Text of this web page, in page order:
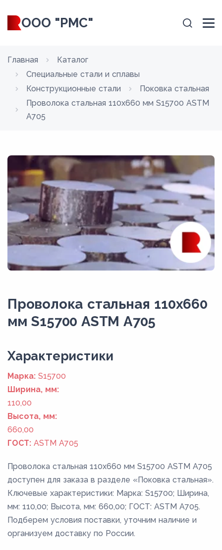
ООО "РМС"
Главная
Каталог
Специальные стали и сплавы
Конструкционные стали
Поковка стальная
Проволока стальная 110х660 мм S15700 ASTM
A705
Проволока стальная 110х660
мм S15700 ASTM A705
Xарактеристики
Марка: S15700
Ширина, мм:
110,00
Высота, мм:
660,00
ГОСТ: ASTM A705
Проволока стальная 110х660 мм S15700 ASTM A705
доступен для заказа в разделе «Поковка стальная».
Ключевые характеристики: Марка: S15700; Ширина,
мм: 110,00; Высота, мм: 660,00; ГОСТ: ASTM A705.
Подберем условия поставки, уточним наличие и
организуем доставку по России.